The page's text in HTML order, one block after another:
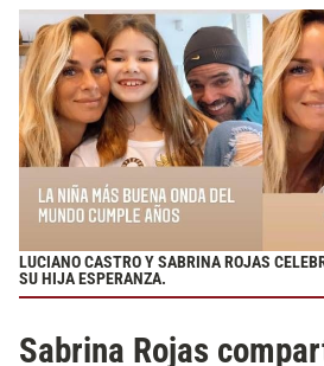
LUCIANO CASTRO Y SABRINA ROJAS
SU HIJA ESPERANZA.
Sabrina Rojas